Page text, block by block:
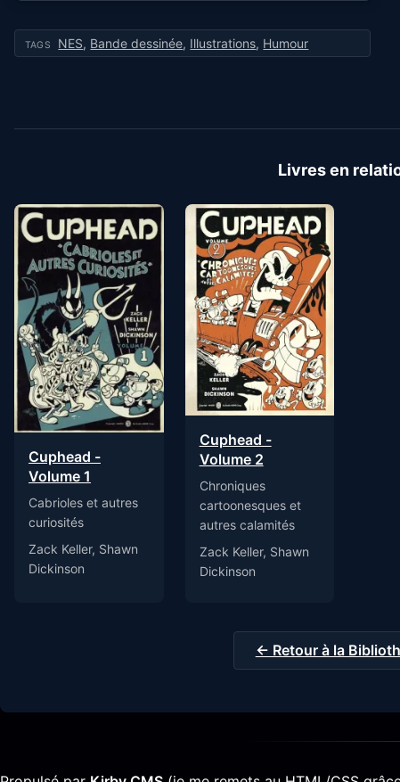
TAGS NES, Bande dessinée, Illustrations, Humour
Livres en
Cuphead -
Volume 1
Cabrioles et autres
curiosités
Zack Keller, Shawn
Dickinson
Cuphead -
Volume 2
Chroniques
cartoonesques et
autres calamités
Zack Keller, Shawn
Dickinson
← Retour à la